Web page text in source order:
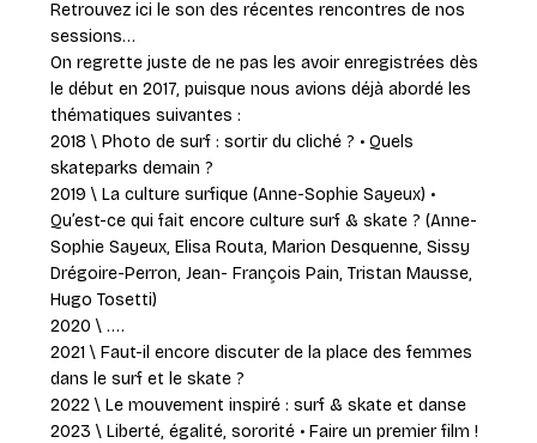
Retrouvez ici le son des récentes rencontres de nos
sessions…
On regrette juste de ne pas les avoir enregistrées dès
le début en 2017, puisque nous avions déjà abordé les
thématiques suivantes :
2018 \ Photo de surf : sortir du cliché ? • Quels
skateparks demain ?
2019 \ La culture surfique (Anne-Sophie Sayeux) •
Qu’est-ce qui fait encore culture surf & skate ? (Anne-
Sophie Sayeux, Elisa Routa, Marion Desquenne, Sissy
Drégoire-Perron, Jean- François Pain, Tristan Mausse,
Hugo Tosetti)
2020 \ ….
2021 \ Faut-il encore discuter de la place des femmes
dans le surf et le skate ?
2022 \ Le mouvement inspiré : surf & skate et danse
2023 \ Liberté, égalité, sororité • Faire un premier film !